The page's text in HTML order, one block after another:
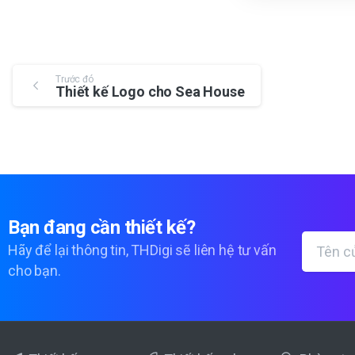
Trước đó
Thiết kế Logo cho Sea House
Bạn đang cần thiết kế?
Hãy để lại thông tin, THDigi sẽ liên hệ tư vấn
cho bạn.